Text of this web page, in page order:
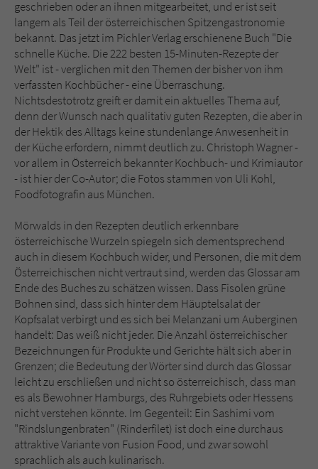
geschrieben oder an ihnen mitgearbeitet, und er ist seit
langem als Teil der österreichischen Spitzengastronomie
bekannt. Das jetzt im Pichler Verlag erschienene Buch "Die
schnelle Küche. Die 222 besten 15-Minuten-Rezepte der
Welt" ist - verglichen mit den Themen der bisher von ihm
verfassten Kochbücher - eine Überraschung.
Nichtsdestotrotz greift er damit ein aktuelles Thema auf,
denn der Wunsch nach qualitativ guten Rezepten, die aber in
der Hektik des Alltags keine stundenlange Anwesenheit in
der Küche erfordern, nimmt deutlich zu. Christoph Wagner -
vor allem in Österreich bekannter Kochbuch- und Krimiautor
- ist hier der Co-Autor; die Fotos stammen von Uli Kohl,
Foodfotografin aus München.
Mörwalds in den Rezepten deutlich erkennbare
österreichische Wurzeln spiegeln sich dementsprechend
auch in diesem Kochbuch wider, und Personen, die mit dem
Österreichischen nicht vertraut sind, werden das Glossar am
Ende des Buches zu schätzen wissen. Dass Fisolen grüne
Bohnen sind, dass sich hinter dem Häuptelsalat der
Kopfsalat verbirgt und es sich bei Melanzani um Auberginen
handelt: Das weiß nicht jeder. Die Anzahl österreichischer
Bezeichnungen für Produkte und Gerichte hält sich aber in
Grenzen; die Bedeutung der Wörter sind durch das Glossar
leicht zu erschließen und nicht so österreichisch, dass man
es als Bewohner Hamburgs, des Ruhrgebiets oder Hessens
nicht verstehen könnte. Im Gegenteil: Ein Sashimi vom
"Rindslungenbraten" (Rinderfilet) ist doch eine durchaus
attraktive Variante von Fusion Food, und zwar sowohl
sprachlich als auch kulinarisch.
Sicherheitscode des Kontaktformulars zu
überprüfen.